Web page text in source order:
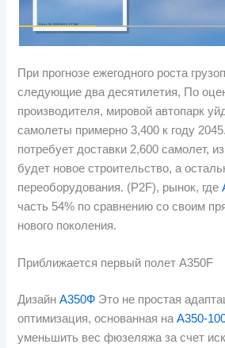
При прогнозе ежегодного роста
следующие два десятилетия, По
производителя, мировой автопарк
самолеты примерно 3,400 к году
потребует доставки 2,600 самолет,
будет новое строительство, а
переоборудования. (P2F), рынок, где
часть 54% по сравнению со своим
нового поколения.
Приближается первый полет A350F
ДизайнА350Ф Это не простая
оптимизация, основанная наА350-
уменьшить вес фюзеляжа за счет